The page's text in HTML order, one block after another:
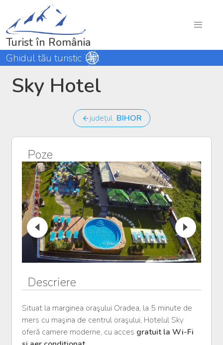
Turist în România
Ghidul tău turistic
Sky Hotel
județul BIHOR
Poze
Descriere
Situat la marginea oraşului Oradea, la 5 minute de
mers cu maşina de centrul oraşului, Hotelul Sky
oferă camere moderne, cu acces gratuit la Wi-Fi